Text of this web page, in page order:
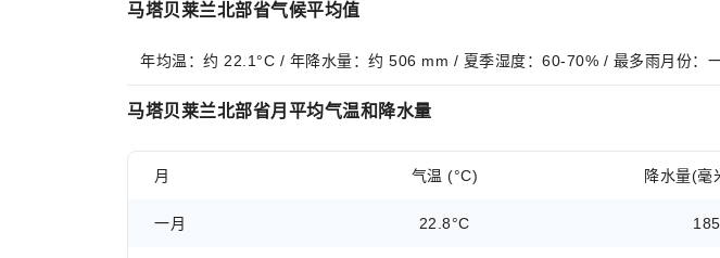
马塔贝莱兰北部省气候平均值
年均温：约 22.1°C / 年降水量：约 506 mm / 夏季湿度：60-70% / 最多雨月份：
马塔贝莱兰北部省月平均气温和降水量
月 气温 (°C) 降水量(毫
一月 22.8°C